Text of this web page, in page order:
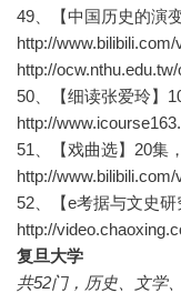
49、【中国历史的演
http://www.bilibili.com/
http://
50、【细读张爱玲】
http://
51、【戏曲选】20集
http://
52、【e考据与文史研
http://
复旦大学
共52门，历史、文学